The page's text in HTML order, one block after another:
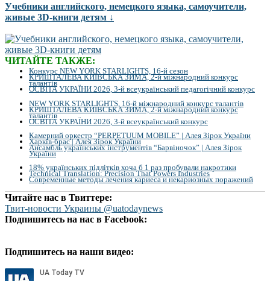
Учебники английского, немецкого языка, самоучители,
живые 3D-книги детям ↓
ЧИТАЙТЕ ТАКЖЕ:
Конкурс NEW YORK STARLIGHTS, 16-й сезон
КРИШТАЛЕВА КИЇВСЬКА ЗИМА, 2-й міжнародний конкурс
талантів
ОСВІТА УКРАЇНИ 2026, 3-й всеукраїнський педагогічний конкурс
NEW YORK STARLIGHTS, 16-й міжнародний конкурс талантів
КРИШТАЛЕВА КИЇВСЬКА ЗИМА, 2-й міжнародний конкурс
талантів
ОСВІТА УКРАЇНИ 2026, 3-й всеукраїнський конкурс
Камерний оркестр “PERPETUUM MOBILE” | Алея Зірок України
Харків-брас | Алея Зірок України
Ансамбль українських інструментів “Барвіночок” | Алея Зірок
України
18% українських підлітків хоча б 1 раз пробували накротики
Technical Translation: Precision That Powers Industries
Современные методы лечения кариеса и некариозных поражений
Читайте нас в Твиттере:
Твит-новости Украины @uatodaynews
Подпишитесь на нас в Facebook:
Подпишитесь на наши видео: